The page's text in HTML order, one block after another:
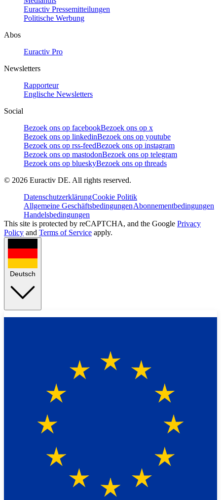
Euractiv Pressemitteilungen
Politische Werbung
Abos
Euractiv Pro
Newsletters
Rapporteur
Englische Newsletters
Social
Bezoek ons op facebookBezoek ons op x
Bezoek ons op linkedinBezoek ons op youtube
Bezoek ons op rss-feedBezoek ons op instagram
Bezoek ons op mastodonBezoek ons op telegram
Bezoek ons op blueskyBezoek ons op threads
© 2026 Euractiv DE. All rights reserved.
DatenschutzerklärungCookie Politik
Allgemeine GeschäftsbedingungenAbonnementbedingungen
Handelsbedingungen
This site is protected by reCAPTCHA, and the Google Privacy
Policy and Terms of Service apply.
Deutsch